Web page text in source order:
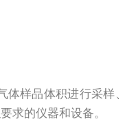
样品体积进行采样、
求的仪器和设备。